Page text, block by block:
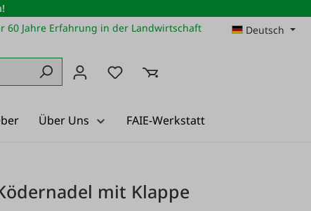
60 Jahre Erfahrung in der Landwirtschaft Deutsch
Du hast 0 Produkte auf dem
Über Uns FAIE-Werkstatt
mit Klappe